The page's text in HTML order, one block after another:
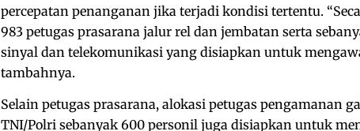
percepatan penanganan jika terjadi kondisi tertentu.
983 petugas prasarana jalur rel dan jembatan serta
sinyal dan telekomunikasi yang disiapkan untuk
tambahnya.
Selain petugas prasarana, alokasi petugas pengamanan
TNI/Polri sebanyak 600 personil juga disiapkan untuk